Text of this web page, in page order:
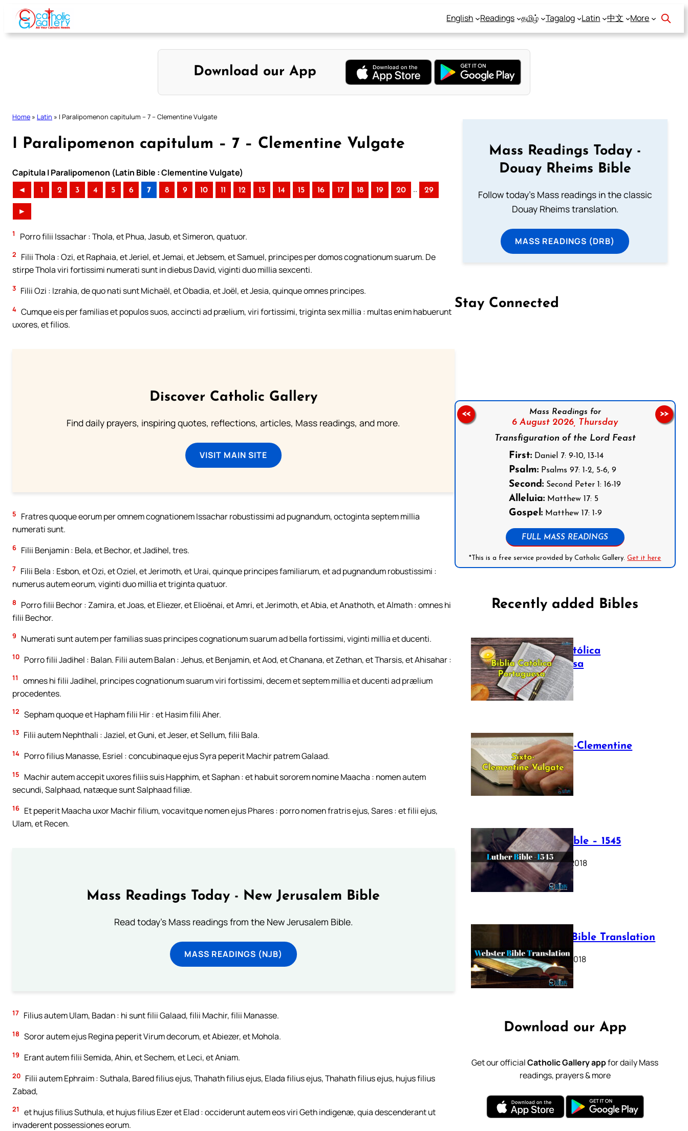
Skip
content
English Readings தமிழ் Tagalog Latin 中文 More
Download our App
Home » Latin » I Paralipomenon capitulum – 7 – Clementine Vulgate
I Paralipomenon capitulum – 7 – Clementine Vulgate
Capitula I Paralipomenon (Latin Bible : Clementine Vulgate)
◄ 1 2 3 4 5 6 7 8 9 10 11 12 13 14 15 16 17 18 19 20 .. 29
►
1 Porro filii Issachar : Thola, et Phua, Jasub, et Simeron, quatuor.
2
Filii Thola : Ozi, et Raphaia, et Jeriel, et Jemai, et Jebsem, et Samuel, principes per domos cognationum suarum. De
stirpe Thola viri fortissimi numerati sunt in diebus David, viginti duo millia sexcenti.
3 Filii Ozi : Izrahia, de quo nati sunt Michaël, et Obadia, et Joël, et Jesia, quinque omnes principes.
4 Cumque eis per familias et populos suos, accincti ad prælium, viri fortissimi, triginta sex millia : multas enim habuerunt
uxores, et filios.
Discover Catholic Gallery
Find daily prayers, inspiring quotes, reflections, articles, Mass readings, and more.
VISIT MAIN SITE
5
Fratres quoque eorum per omnem cognationem Issachar robustissimi ad pugnandum, octoginta septem millia
numerati sunt.
6 Filii Benjamin : Bela, et Bechor, et Jadihel, tres.
7 Filii Bela : Esbon, et Ozi, et Oziel, et Jerimoth, et Urai, quinque principes familiarum, et ad pugnandum robustissimi :
numerus autem eorum, viginti duo millia et triginta quatuor.
8
Porro filii Bechor : Zamira, et Joas, et Eliezer, et Elioënai, et Amri, et Jerimoth, et Abia, et Anathoth, et Almath : omnes hi
filii Bechor.
9 Numerati sunt autem per familias suas principes cognationum suarum ad bella fortissimi, viginti millia et ducenti.
10 Porro filii Jadihel : Balan. Filii autem Balan : Jehus, et Benjamin, et Aod, et Chanana, et Zethan, et Tharsis, et Ahisahar :
11
omnes hi filii Jadihel, principes cognationum suarum viri fortissimi, decem et septem millia et ducenti ad prælium
procedentes.
12 Sepham quoque et Hapham filii Hir : et Hasim filii Aher.
13 Filii autem Nephthali : Jaziel, et Guni, et Jeser, et Sellum, filii Bala.
14 Porro filius Manasse, Esriel : concubinaque ejus Syra peperit Machir patrem Galaad.
15
Machir autem accepit uxores filiis suis Happhim, et Saphan : et habuit sororem nomine Maacha : nomen autem
secundi, Salphaad, natæque sunt Salphaad filiæ.
16 Et peperit Maacha uxor Machir filium, vocavitque nomen ejus Phares : porro nomen fratris ejus, Sares : et filii ejus,
Ulam, et Recen.
Mass Readings Today - New Jerusalem Bible
Read today's Mass readings from the New Jerusalem Bible.
MASS READINGS (NJB)
17 Filius autem Ulam, Badan : hi sunt filii Galaad, filii Machir, filii Manasse.
18 Soror autem ejus Regina peperit Virum decorum, et Abiezer, et Mohola.
19 Erant autem filii Semida, Ahin, et Sechem, et Leci, et Aniam.
20 Filii autem Ephraim : Suthala, Bared filius ejus, Thahath filius ejus, Elada filius ejus, Thahath filius ejus, hujus filius
Zabad,
21
et hujus filius Suthula, et hujus filius Ezer et Elad : occiderunt autem eos viri Geth indigenæ, quia descenderant ut
invaderent possessiones eorum.
Mass Readings Today -
Douay Rheims Bible
Follow today's Mass readings in the classic
Douay Rheims translation.
MASS READINGS (DRB)
Stay Connected
Mass Readings for
6 August 2026, Thursday
Transfiguration of the Lord Feast
First: Daniel 7: 9-10, 13-14
Psalm: Psalms 97: 1-2, 5-6, 9
Second: Second Peter 1: 16-19
Alleluia: Matthew 17: 5
Gospel: Matthew 17: 1-9
FULL MASS READINGS
*This is a free service provided by Catholic Gallery.Get it here
<< >>
Recently added Bibles
Bíblia Católica
Portuguesa
July 16, 2025
The Sixto-Clementine
Vulgate
July 12, 2025
Luther Bible – 1545
October 17, 2018
Webster Bible Translation
October 11, 2018
Download our App
Get our officialCatholic Gallery appfor daily Mass
readings, prayers & more